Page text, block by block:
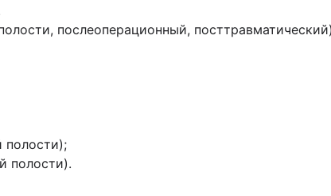
послеоперационный,
полости);
полости).